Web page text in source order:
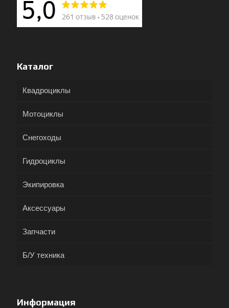
Каталог
Квадроциклы
Мотоциклы
Снегоходы
Гидроциклы
Экипировка
Аксессуары
Запчасти
Б/У техника
Информация